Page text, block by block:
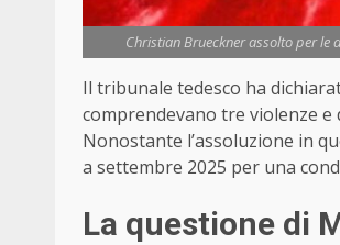
Christian Brueckner assolto per
Il tribunale tedesco ha
comprendevano tre violenze e
Nonostante l’assoluzione in
a settembre 2025 per una
La questione di